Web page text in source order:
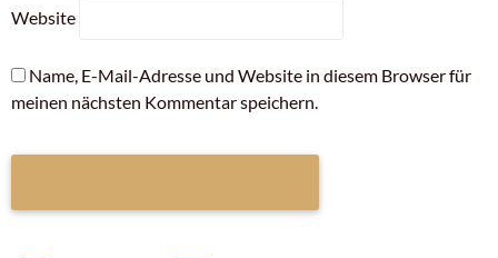
Website
Name, E-Mail-Adresse und Website in diesem Browser für
meinen nächsten Kommentar speichern.